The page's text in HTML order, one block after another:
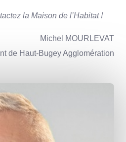
la Maison de l’Habitat !
Michel MOURLEVAT
de Haut-Bugey Agglomération